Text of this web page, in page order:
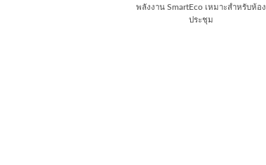
พลังงาน SmartEco เหมาะสำหรับห้อง
ประชุม